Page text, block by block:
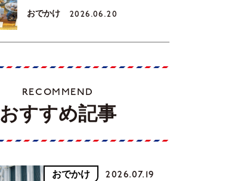
おでかけ 2026.06.20
RECOMMEND
おすすめ記事
おでかけ 2026.07.19